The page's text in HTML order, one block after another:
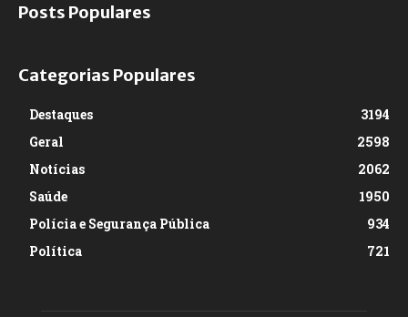
Posts Populares
Categorias Populares
Destaques
3194
Geral
2598
Notícias
2062
Saúde
1950
Polícia e Segurança Pública
934
Política
721